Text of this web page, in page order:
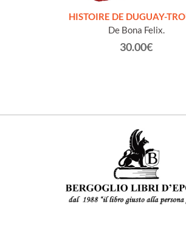
HISTOIRE DE DUGUAY-
De Bona Felix.
30.00€